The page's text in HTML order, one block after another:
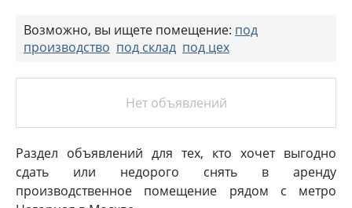
Возможно, вы ищете помещение: под
производство под склад под цех
Нет объявлений
Раздел объявлений для тех, кто хочет выгодно
сдать или недорого снять в аренду
производственное помещение рядом с метро